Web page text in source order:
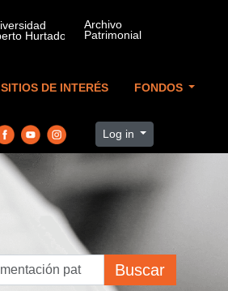
SITIOS DE INTERÉS FONDOS
Log in
Buscar